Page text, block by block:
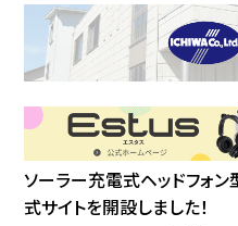
ソーラー充電式ヘッドフォン
式サイトを開設しました！